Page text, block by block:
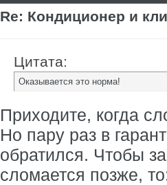
Re: Кондиционер и
Цитата:
Оказывается это норма!
Приходите, когда
Но пару раз в
обратился. Чтобы
сломается позже,